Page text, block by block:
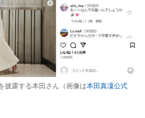
詳説
ュニティ
分かる
門サイト
合サイト
披露する本田さん（画像は本田真凜公式